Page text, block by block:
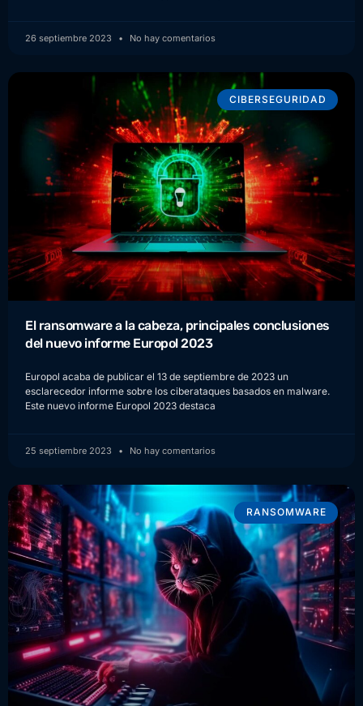
26 septiembre 2023 No hay comentarios
CIBERSEGURIDAD
El ransomware a la cabeza, principales conclusiones
del nuevo informe Europol 2023
Europol acaba de publicar el 13 de septiembre de 2023 un
esclarecedor informe sobre los ciberataques basados en malware.
Este nuevo informe Europol 2023 destaca
25 septiembre 2023 No hay comentarios
RANSOMWARE